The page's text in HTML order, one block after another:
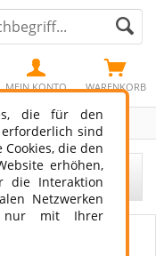
WARENKORB
MEIN KONTO
die für den
sind
die den
erhöhen,
die Interaktion
Netzwerken
nur mit Ihrer